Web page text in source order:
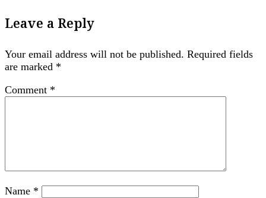
Leave a Reply
Your email address will not be published. Required fields
are marked *
Comment *
Name *